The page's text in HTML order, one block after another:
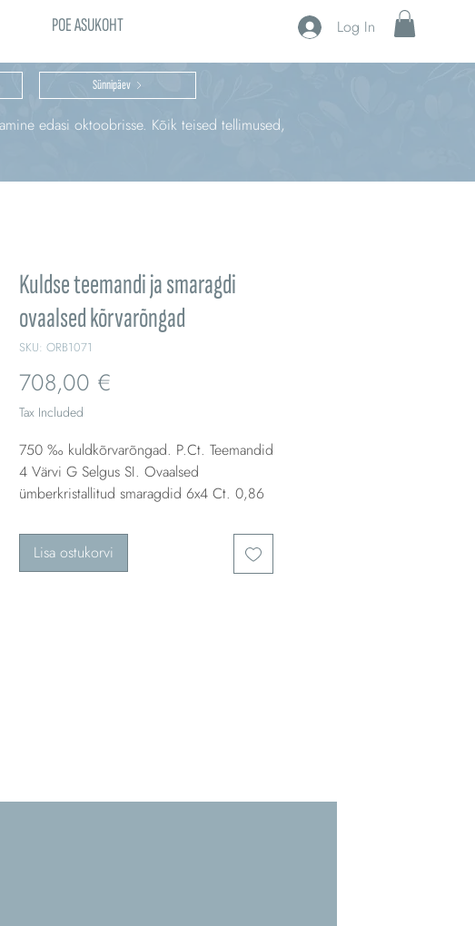
POE ASUKOHT Log In
Sünnipäev
edasi oktoobrisse. Kõik teised tellimused,
Kuldse teemandi ja smaragdi
ovaalsed kõrvarõngad
SKU: ORB1071
708,00 €
Tax Included
750 ‰ kuldkõrvarõngad. P.Ct. Teemandid
4 Värvi G Selgus SI. Ovaalsed
ümberkristallitud smaragdid 6x4 Ct. 0,86
Lisa ostukorvi